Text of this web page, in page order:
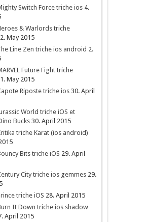
Switch Force triche ios 4.
& Warlords triche
2. May 2015
Line Zen triche ios android 2.
Future Fight triche
1. May 2015
Riposte triche ios 30. April
World triche iOS et
Bucks 30. April 2015
triche Karat (ios android)
Bits triche iOS 29. April
City triche ios gemmes 29.
triche iOS 28. April 2015
It Down triche ios shadow
April 2015